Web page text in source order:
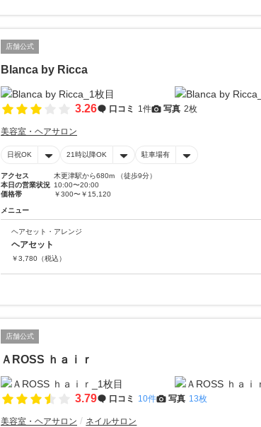
店舗公式
Blanca by Ricca
3.26 口コミ 1件 写真 2枚
美容室・ヘアサロン
日祝OK 21時以降OK 駐車場有
アクセス
木更津駅から680m （徒歩9分）
本日の営業状況 10:00〜20:00
価格帯
￥300〜￥15,120
メニュー
ヘアセット・アレンジ
ヘアセット
￥3,780 （税込）
店舗公式
ＡROSS ｈａｉｒ
3.79 口コミ 10件 写真 13枚
美容室・ヘアサロン ネイルサロン